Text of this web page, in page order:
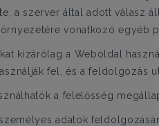
a szerver által adott válasz
vonatkozó egyéb
kizárólag a Weboldal
fel, és a feldolgozás
a felelősség
adatok